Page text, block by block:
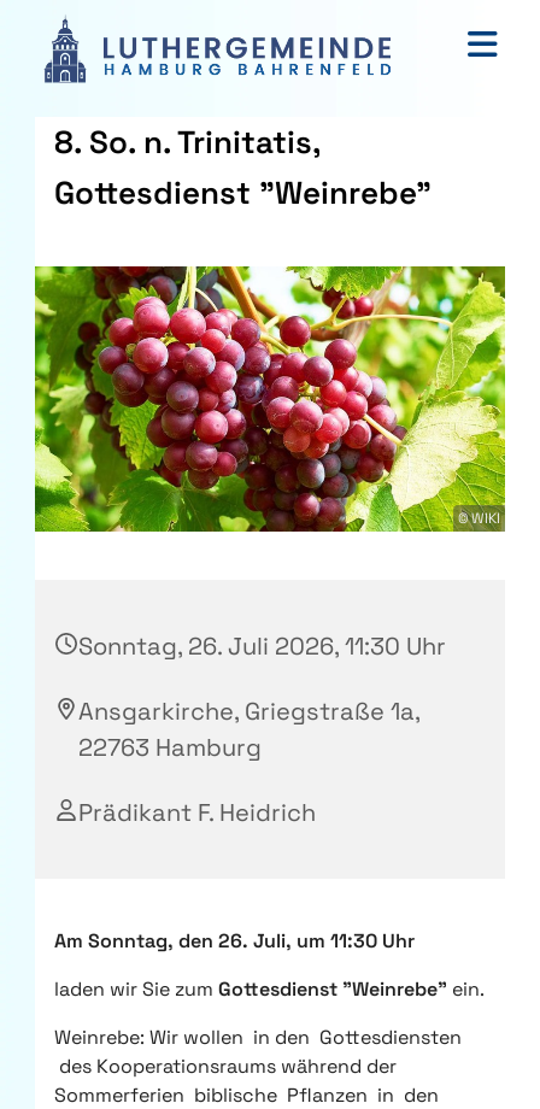
8. So. n. Trinitatis,
Gottesdienst "Weinrebe"
© WIKI
Sonntag, 26. Juli 2026, 11:30 Uhr
Ansgarkirche, Griegstraße 1a,
22763 Hamburg
Prädikant F. Heidrich
Am Sonntag, den 26. Juli, um 11:30 Uhr
laden wir Sie zum Gottesdienst "Weinrebe" ein.
Weinrebe: Wir wollen in den Gottesdiensten
des Kooperationsraums während der
Sommerferien biblische Pflanzen in den